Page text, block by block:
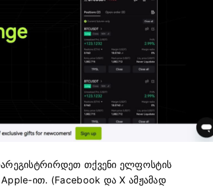
თქვენი ელფოსტის
ით. (Facebook და X ამჟამად